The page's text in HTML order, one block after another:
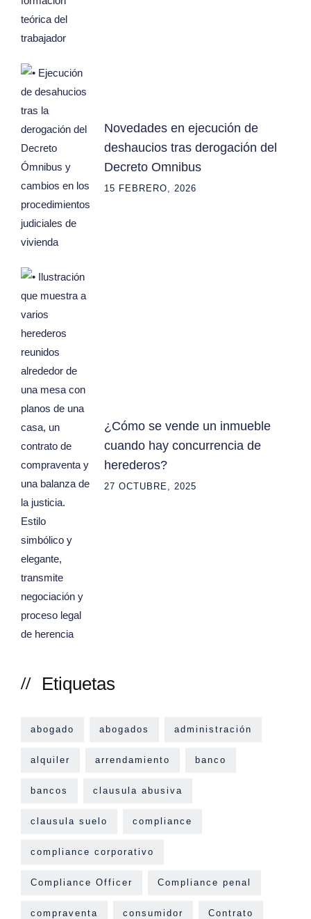
Novedades en ejecución de
deshaucios tras derogación del
Decreto Omnibus
15 FEBRERO, 2026
¿Cómo se vende un inmueble
cuando hay concurrencia de
herederos?
27 OCTUBRE, 2025
Etiquetas
abogado abogados administración
alquiler arrendamiento banco
bancos clausula abusiva
clausula suelo compliance
compliance corporativo
Compliance Officer Compliance penal
compraventa consumidor Contrato